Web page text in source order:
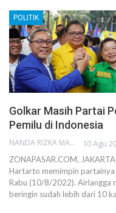
POLITIK
Golkar Masih Partai
Pemilu di Indonesia
NANDA RIZKA MAHENDRA 10 Agu
ZONAPASAR.COM,
Hartarto memimpin
Rabu (10/8/2022). Airlangga
beringin sudah lebih dari 10